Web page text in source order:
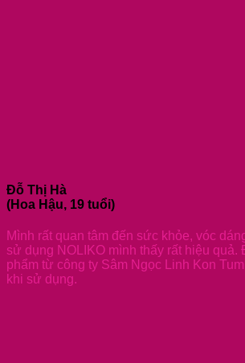
Đỗ Thị Hà
(Hoa Hậu, 19 tuổi)
Mình rất quan tâm đến sức khỏe, vóc
sử dụng NOLIKO mình thấy rất hiệu quả.
phẩm từ công ty Sâm Ngọc Linh Kon
khi sử dụng.